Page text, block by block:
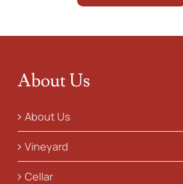
About Us
About Us
Vineyard
Cellar